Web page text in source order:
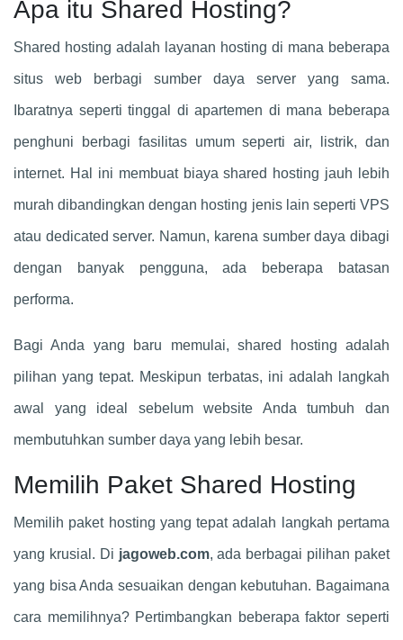
Apa itu Shared Hosting?
Shared hosting adalah layanan hosting di mana beberapa
situs web berbagi sumber daya server yang sama.
Ibaratnya seperti tinggal di apartemen di mana beberapa
penghuni berbagi fasilitas umum seperti air, listrik, dan
internet. Hal ini membuat biaya shared hosting jauh lebih
murah dibandingkan dengan hosting jenis lain seperti VPS
atau dedicated server. Namun, karena sumber daya dibagi
dengan banyak pengguna, ada beberapa batasan
performa.
Bagi Anda yang baru memulai, shared hosting adalah
pilihan yang tepat. Meskipun terbatas, ini adalah langkah
awal yang ideal sebelum website Anda tumbuh dan
membutuhkan sumber daya yang lebih besar.
Memilih Paket Shared Hosting
Memilih paket hosting yang tepat adalah langkah pertama
yang krusial. Di jagoweb.com, ada berbagai pilihan paket
yang bisa Anda sesuaikan dengan kebutuhan. Bagaimana
cara memilihnya? Pertimbangkan beberapa faktor seperti